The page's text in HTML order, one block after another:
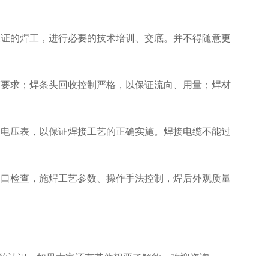
的焊工，进行必要的技术培训、交底。并不得随意更
求；焊条头回收控制严格，以保证流向、用量；焊材
压表，以保证焊接工艺的正确实施。焊接电缆不能过
检查，施焊工艺参数、操作手法控制，焊后外观质量